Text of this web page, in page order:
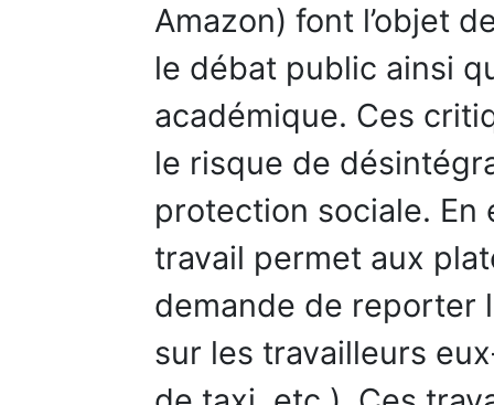
Amazon) font l’objet
le débat public ainsi
académique. Ces
le risque de
protection sociale. En
travail permet aux
demande de reporter
sur les travailleurs